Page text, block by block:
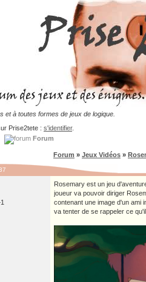
et à toutes formes de jeux de logique.
Prise2tete : s'identifier.
Forum
Forum » Jeux Vidéos »
Rosemary est un jeu
joueur va pouvoir diriger
contenant une image d'un ami
va tenter de se rappeler ce